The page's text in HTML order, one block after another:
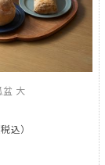
大
込）